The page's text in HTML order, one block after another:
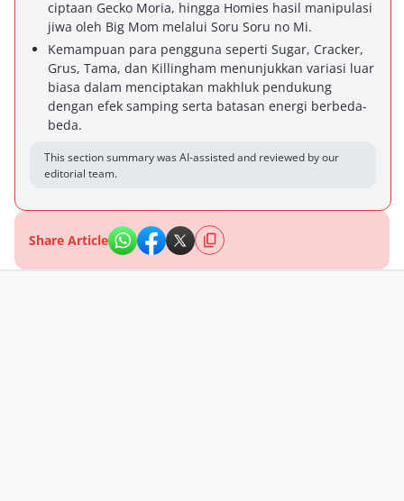
ciptaan Gecko Moria, hingga Homies hasil manipulasi
jiwa oleh Big Mom melalui Soru Soru no Mi.
Kemampuan para pengguna seperti Sugar, Cracker,
Grus, Tama, dan Killingham menunjukkan variasi luar
biasa dalam menciptakan makhluk pendukung
dengan efek samping serta batasan energi berbeda-
beda.
This section summary was AI-assisted and reviewed by our
editorial team.
Share Article